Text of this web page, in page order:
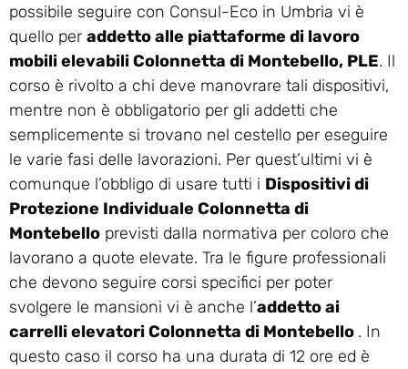
possibile seguire con Consul-Eco in Umbria vi è
quello per addetto alle piattaforme di lavoro
mobili elevabili Colonnetta di Montebello, PLE. Il
corso è rivolto a chi deve manovrare tali dispositivi,
mentre non è obbligatorio per gli addetti che
semplicemente si trovano nel cestello per eseguire
le varie fasi delle lavorazioni. Per quest’ultimi vi è
comunque l’obbligo di usare tutti i Dispositivi di
Protezione Individuale Colonnetta di
Montebello previsti dalla normativa per coloro che
lavorano a quote elevate. Tra le figure professionali
che devono seguire corsi specifici per poter
svolgere le mansioni vi è anche l’addetto ai
carrelli elevatori Colonnetta di Montebello . In
questo caso il corso ha una durata di 12 ore ed è